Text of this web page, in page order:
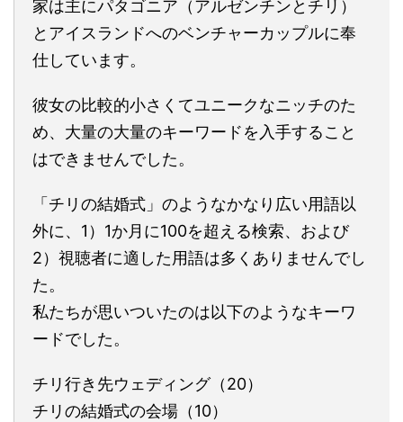
家は主にパタゴニア（アルゼンチンとチリ）
とアイスランドへのベンチャーカップルに奉
仕しています。
彼女の比較的小さくてユニークなニッチのた
め、大量の大量のキーワードを入手すること
はできませんでした。
「チリの結婚式」のようなかなり広い用語以
外に、1）1か月に100を超える検索、および
2）視聴者に適した用語は多くありませんでし
た。
私たちが思いついたのは以下のようなキーワ
ードでした。
チリ行き先ウェディング（20）
チリの結婚式の会場（10）